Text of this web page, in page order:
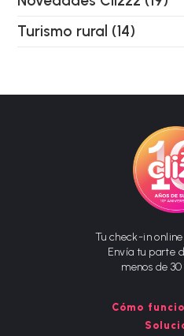
Turismo rural (14)
Tu check-in
Envía tu parte
menos de 30
Cómo